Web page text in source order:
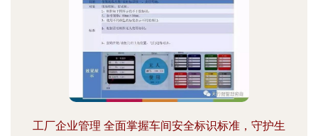
工厂企业管理 全面掌握车间安全标识标准，守护生